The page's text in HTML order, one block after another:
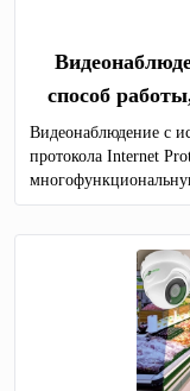
способ
Видеонаблюдение с
протокола Internet
видеоизображений в